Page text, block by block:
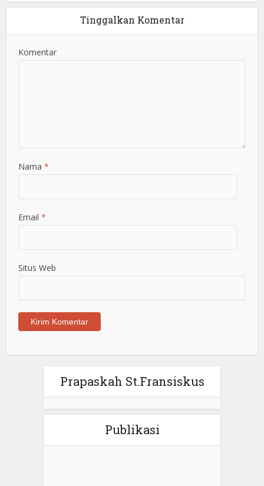
Tinggalkan Komentar
Komentar
Nama*
Email*
Situs Web
Prapaskah St.Fransiskus
Publikasi